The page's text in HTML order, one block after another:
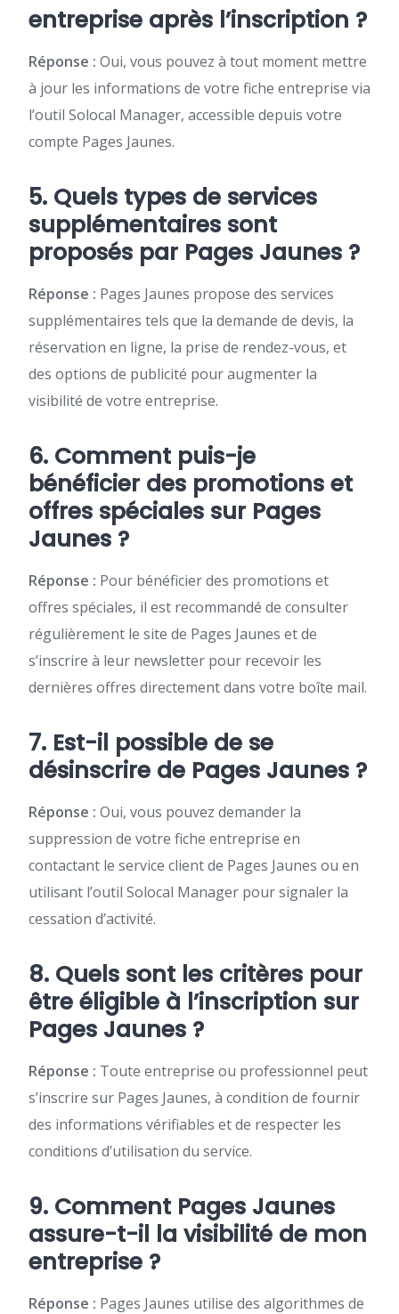
entreprise après l’inscription ?
Réponse : Oui, vous pouvez à tout moment mettre
à jour les informations de votre fiche entreprise via
l’outil Solocal Manager, accessible depuis votre
compte Pages Jaunes.
5. Quels types de services
supplémentaires sont
proposés par Pages Jaunes ?
Réponse : Pages Jaunes propose des services
supplémentaires tels que la demande de devis, la
réservation en ligne, la prise de rendez-vous, et
des options de publicité pour augmenter la
visibilité de votre entreprise.
6. Comment puis-je
bénéficier des promotions et
offres spéciales sur Pages
Jaunes ?
Réponse : Pour bénéficier des promotions et
offres spéciales, il est recommandé de consulter
régulièrement le site de Pages Jaunes et de
s’inscrire à leur newsletter pour recevoir les
dernières offres directement dans votre boîte mail.
7. Est-il possible de se
désinscrire de Pages Jaunes ?
Réponse : Oui, vous pouvez demander la
suppression de votre fiche entreprise en
contactant le service client de Pages Jaunes ou en
utilisant l’outil Solocal Manager pour signaler la
cessation d’activité.
8. Quels sont les critères pour
être éligible à l’inscription sur
Pages Jaunes ?
Réponse : Toute entreprise ou professionnel peut
s’inscrire sur Pages Jaunes, à condition de fournir
des informations vérifiables et de respecter les
conditions d’utilisation du service.
9. Comment Pages Jaunes
assure-t-il la visibilité de mon
entreprise ?
Réponse : Pages Jaunes utilise des algorithmes de